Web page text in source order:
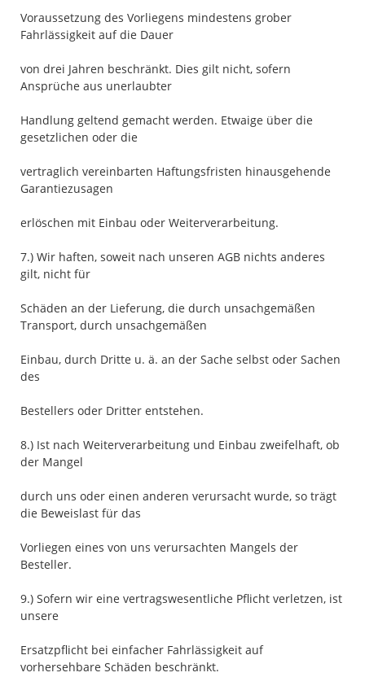
Voraussetzung des Vorliegens mindestens grober
Fahrlässigkeit auf die Dauer
von drei Jahren beschränkt. Dies gilt nicht, sofern
Ansprüche aus unerlaubter
Handlung geltend gemacht werden. Etwaige über die
gesetzlichen oder die
vertraglich vereinbarten Haftungsfristen hinausgehende
Garantiezusagen
erlöschen mit Einbau oder Weiterverarbeitung.
7.) Wir haften, soweit nach unseren AGB nichts anderes
gilt, nicht für
Schäden an der Lieferung, die durch unsachgemäßen
Transport, durch unsachgemäßen
Einbau, durch Dritte u. ä. an der Sache selbst oder Sachen
des
Bestellers oder Dritter entstehen.
8.) Ist nach Weiterverarbeitung und Einbau zweifelhaft, ob
der Mangel
durch uns oder einen anderen verursacht wurde, so trägt
die Beweislast für das
Vorliegen eines von uns verursachten Mangels der
Besteller.
9.) Sofern wir eine vertragswesentliche Pflicht verletzen, ist
unsere
Ersatzpflicht bei einfacher Fahrlässigkeit auf
vorhersehbare Schäden beschränkt.